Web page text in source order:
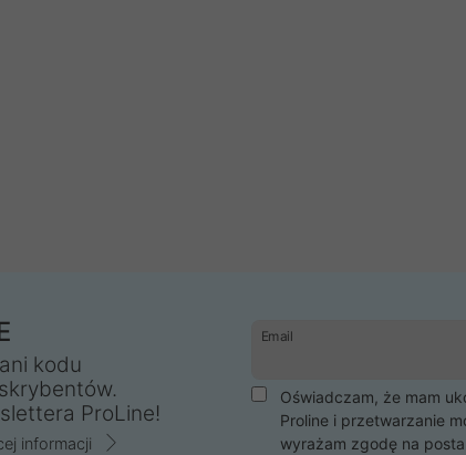
kodu
ProLine!
informacji
Email
Oświadczam, że mam
Proline i przetwarzanie
wyrażam zgodę na